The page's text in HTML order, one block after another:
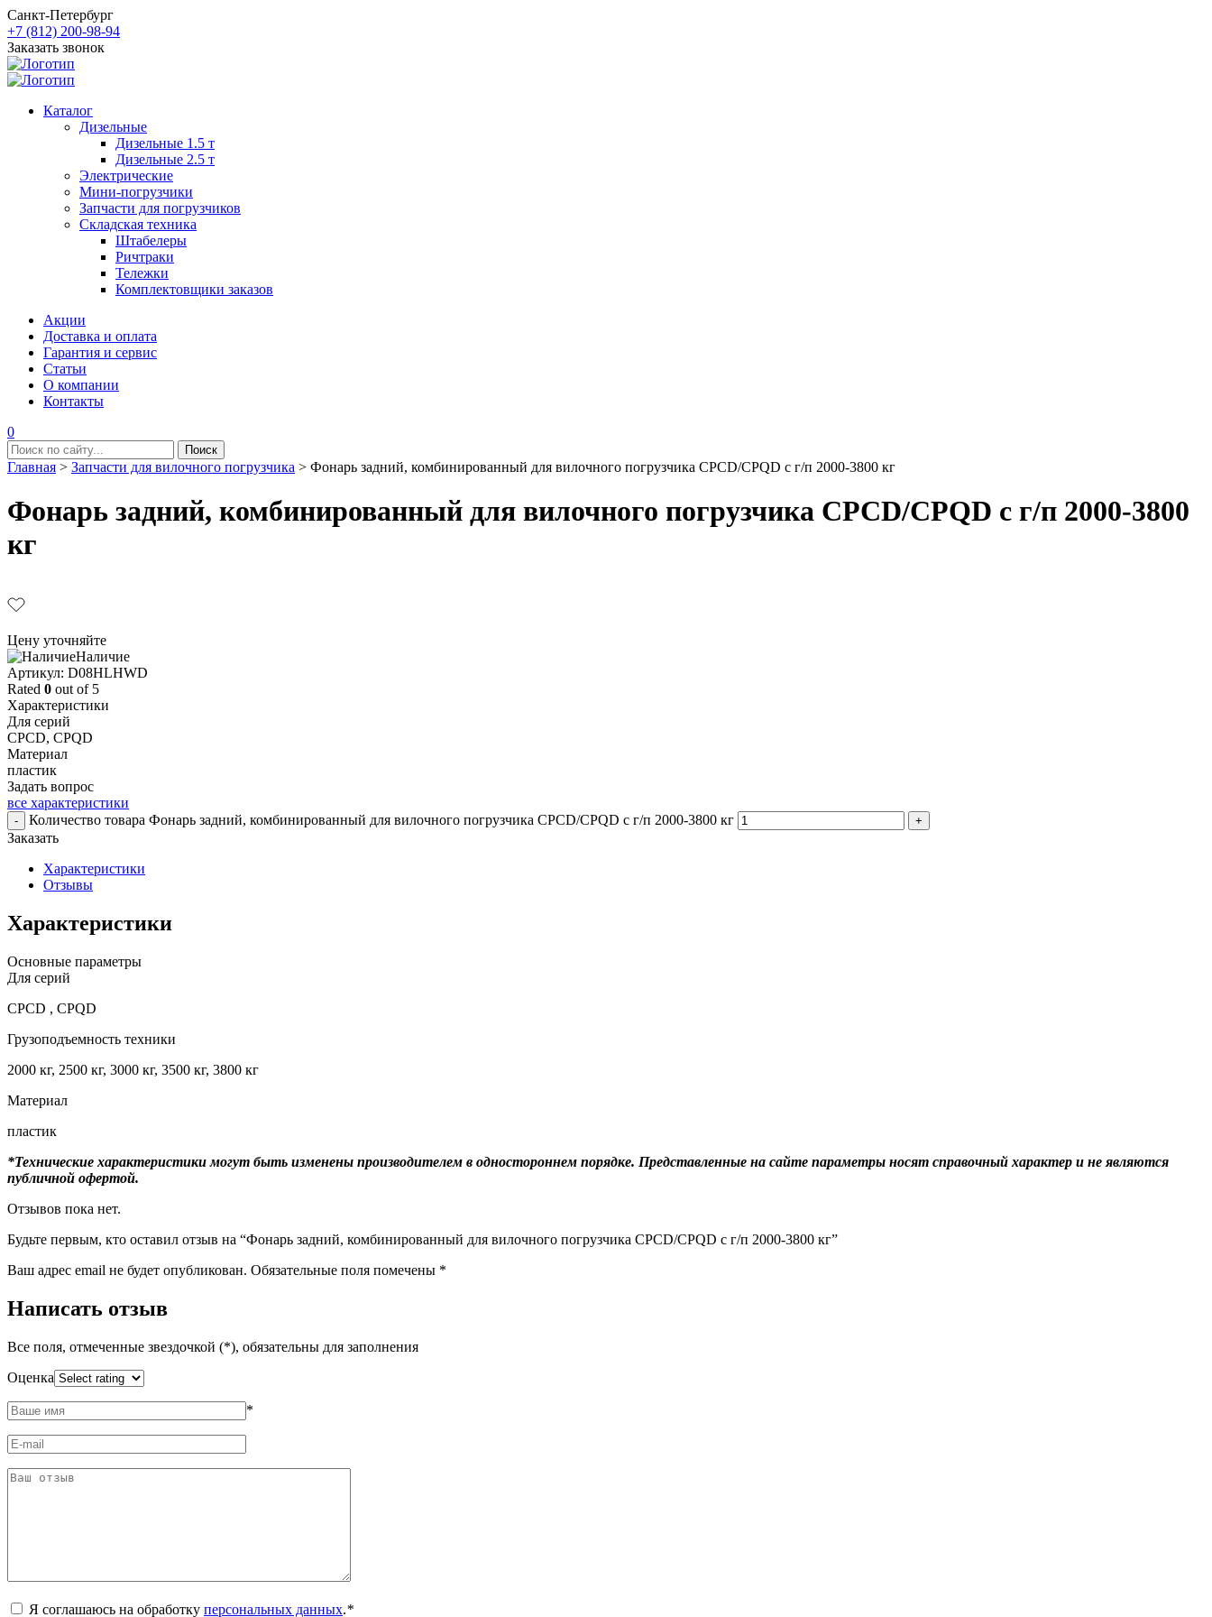
Санкт-Петербург
+7 (812) 200-98-94
Заказать звонок
Каталог
Дизельные
Дизельные 1.5 т
Дизельные 2.5 т
Электрические
Мини-погрузчики
Запчасти для погрузчиков
Складская техника
Штабелеры
Ричтраки
Тележки
Комплектовщики заказов
Акции
Доставка и оплата
Гарантия и сервис
Статьи
О компании
Контакты
0
Главная > Запчасти для вилочного погрузчика > Фонарь задний, комбинированный для вилочного погрузчика CPCD/CPQD с г/п 2000-3800 кг
Фонарь задний, комбинированный для вилочного погрузчика CPCD/CPQD с г/п 2000-3800
кг
Цену уточняйте
Наличие
Aртикул: D08HLHWD
Rated 0 out of 5
Характеристики
Для серий
CPCD, CPQD
Материал
пластик
Задать вопрос
все характеристики
- Количество товара Фонарь задний, комбинированный для вилочного погрузчика CPCD/CPQD с г/п 2000-3800 кг +
Заказать
Характеристики
Отзывы
Характеристики
Основные параметры
Для серий
CPCD , CPQD
Грузоподъемность техники
2000 кг, 2500 кг, 3000 кг, 3500 кг, 3800 кг
Материал
пластик
*Технические характеристики могут быть изменены производителем в одностороннем порядке. Представленные на сайте параметры носят справочный характер и не являются
публичной офертой.
Отзывов пока нет.
Будьте первым, кто оставил отзыв на “Фонарь задний, комбинированный для вилочного погрузчика CPCD/CPQD с г/п 2000-3800 кг”
Ваш адрес email не будет опубликован. Обязательные поля помечены *
Написать отзыв
Все поля, отмеченные звездочкой (*), обязательны для заполнения
Оценка
*
Я соглашаюсь на обработку персональных данных.*